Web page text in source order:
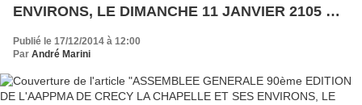
ENVIRONS, LE DIMANCHE 11 JANVIER 2105 A
Publié le 17/12/2014 à 12:00
Par André Marini